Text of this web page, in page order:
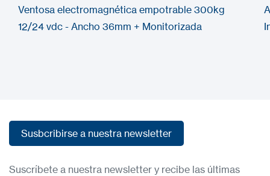
Ventosa electromagnética empotrable 300kg
12/24 vdc - Ancho 36mm + Monitorizada
Susbcribirse a nuestra newsletter
Suscríbete a nuestra newsletter y recibe las últimas